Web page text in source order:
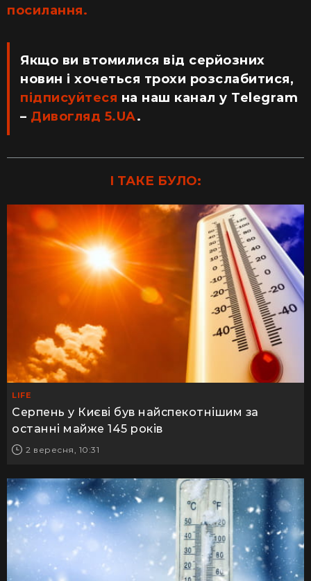
посилання.
Якщо ви втомилися від серйозних
новин і хочеться трохи розслабитися,
підписуйтеся на наш канал у Telegram
– Дивогляд 5.UA.
І ТАКЕ БУЛО:
LIFE
Серпень у Києві був найспекотнішим за
останні майже 145 років
2 вересня, 10:31